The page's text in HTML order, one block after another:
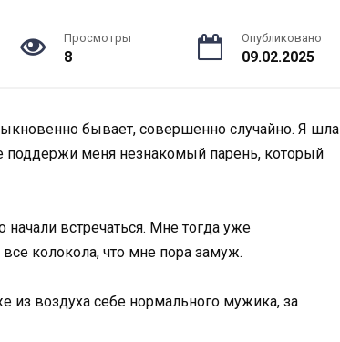
Просмотры
8
Опубликовано
09.02.2025
бывает, совершенно случайно. Я шла
поддержи меня незнакомый парень, который
встречаться. Мне тогда уже
колокола, что мне пора замуж.
из воздуха себе нормального мужика, за